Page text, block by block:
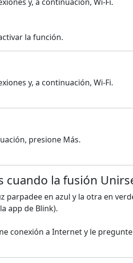
la función.
y, a continuación, Wi-Fi.
presione Más.
la fusión
parpadee en azul y la otra en
app de Blink).
conexión a Internet y le